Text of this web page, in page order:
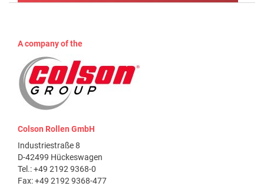
A company of the
Colson Rollen GmbH
Industriestraße 8
D-42499 Hückeswagen
Tel.: +49 2192 9368-0
Fax: +49 2192 9368-477